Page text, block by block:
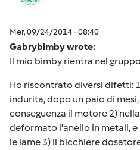
Mer, 09/24/2014 - 08:40
Gabrybimby wrote:
Il mio bimby rientra nel
Ho riscontrato diversi difetti:
indurita, dopo un paio di
conseguenza il motore 2)
deformato l'anello in metall,
le lame 3) il bicchiere